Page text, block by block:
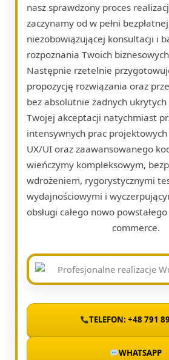
nasz sprawdzony proces
zaczynamy od w pełni
niezobowiązującej konsultacji i
rozpoznania Twoich
Następnie rzetelnie
propozycję rozwiązania oraz
bez absolutnie żadnych ukrytych
Twojej akceptacji natychmiast
intensywnych prac projektowych
UX/UI oraz zaawansowanego
wieńczymy kompleksowym,
wdrożeniem, rygorystycznymi
wydajnościowymi i
obsługi całego nowo
commerce.
TELEFON: +48 791
WHATSAPP